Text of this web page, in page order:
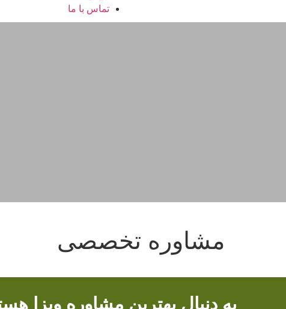
تماس با ما
مشاوره تخصصی
به دنبال بهترین مشاوره ویزا